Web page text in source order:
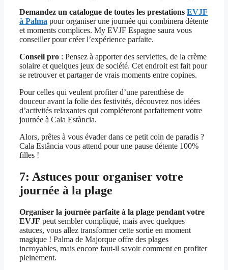
Demandez un catalogue de toutes les prestations EVJF
à Palma pour organiser une journée qui combinera détente
et moments complices. My EVJF Espagne saura vous
conseiller pour créer l’expérience parfaite.
Conseil pro : Pensez à apporter des serviettes, de la crème
solaire et quelques jeux de société. Cet endroit est fait pour
se retrouver et partager de vrais moments entre copines.
Pour celles qui veulent profiter d’une parenthèse de
douceur avant la folie des festivités, découvrez nos idées
d’activités relaxantes qui compléteront parfaitement votre
journée à Cala Estància.
Alors, prêtes à vous évader dans ce petit coin de paradis ?
Cala Estância vous attend pour une pause détente 100%
filles !
7: Astuces pour organiser votre
journée à la plage
Organiser la journée parfaite à la plage pendant votre
EVJF peut sembler compliqué, mais avec quelques
astuces, vous allez transformer cette sortie en moment
magique ! Palma de Majorque offre des plages
incroyables, mais encore faut-il savoir comment en profiter
pleinement.